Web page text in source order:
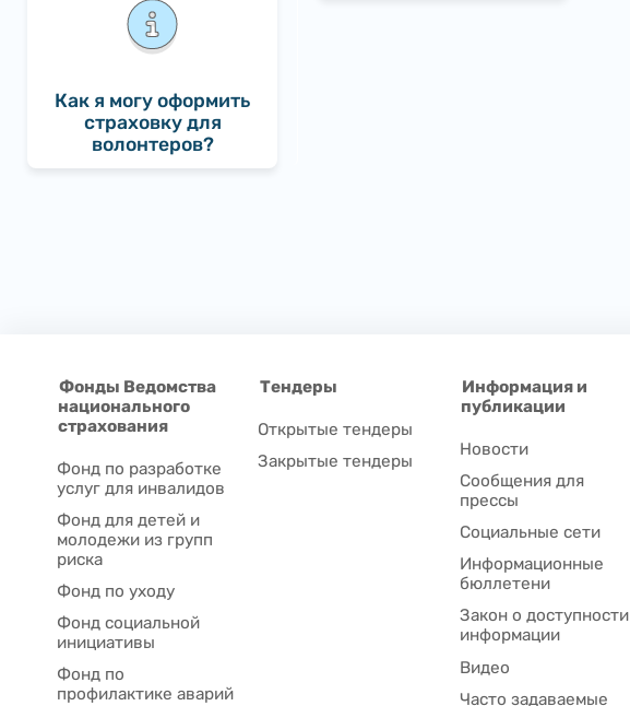
Как я могу оформить
страховку для
волонтеров?
Информация и
публикации
Новости
Сообщения для
прессы
Социальные сети
Информационные
бюллетени
Закон о доступности
информации
Видео
Часто задаваемые
Тендеры
Открытые тендеры
Закрытые тендеры
Фонды Ведомства
национального
страхования
Фонд по разработке
услуг для инвалидов
Фонд для детей и
молодежи из групп
риска
Фонд по уходу
Фонд социальной
инициативы
Фонд по
профилактике аварий